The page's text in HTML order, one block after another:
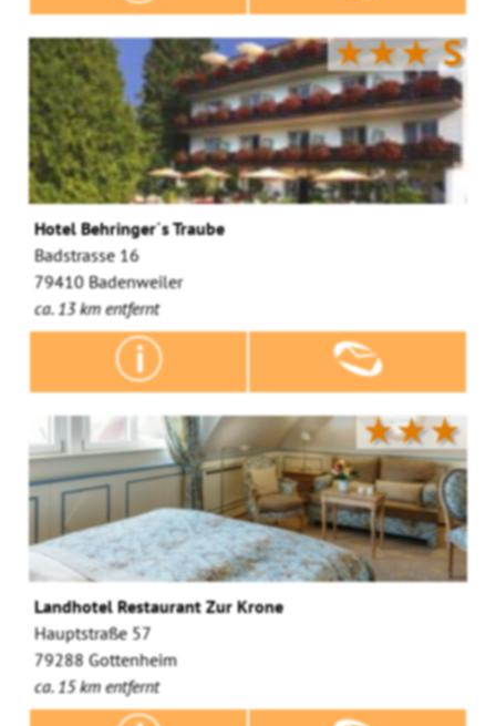
★★★S
Hotel Behringer´s Traube
Badstrasse 16
79410 Badenweiler
ca. 13 km entfernt
★★★
Landhotel Restaurant Zur Krone
Hauptstraße 57
79288 Gottenheim
ca. 15 km entfernt